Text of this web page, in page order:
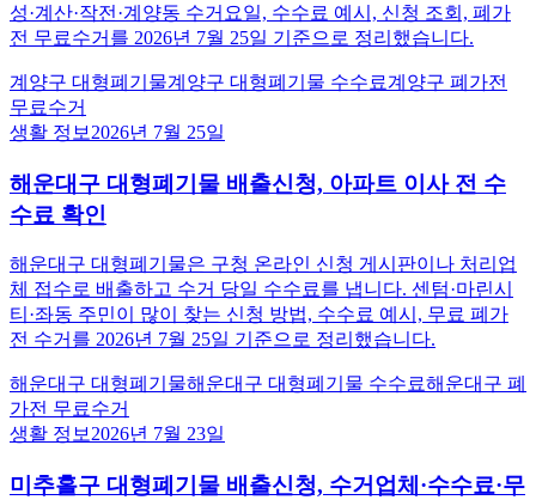
성·계산·작전·계양동 수거요일, 수수료 예시, 신청 조회, 폐가
전 무료수거를 2026년 7월 25일 기준으로 정리했습니다.
계양구 대형폐기물계양구 대형폐기물 수수료계양구 폐가전
무료수거
생활 정보 2026년 7월 25일
해운대구 대형폐기물 배출신청, 아파트 이사 전 수
수료 확인
해운대구 대형폐기물은 구청 온라인 신청 게시판이나 처리업
체 접수로 배출하고 수거 당일 수수료를 냅니다. 센텀·마린시
티·좌동 주민이 많이 찾는 신청 방법, 수수료 예시, 무료 폐가
전 수거를 2026년 7월 25일 기준으로 정리했습니다.
해운대구 대형폐기물해운대구 대형폐기물 수수료해운대구 폐
가전 무료수거
생활 정보 2026년 7월 23일
미추홀구 대형폐기물 배출신청, 수거업체·수수료·무